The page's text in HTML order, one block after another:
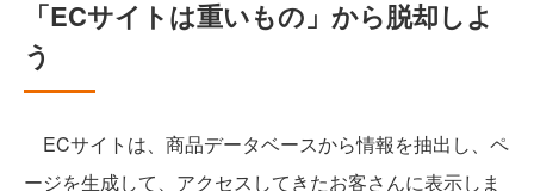
「ECサイトは重いもの」から脱却しよ
う
ECサイトは、商品データベースから情報を抽出し、ペ
ージを生成して、アクセスしてきたお客さんに表示しま